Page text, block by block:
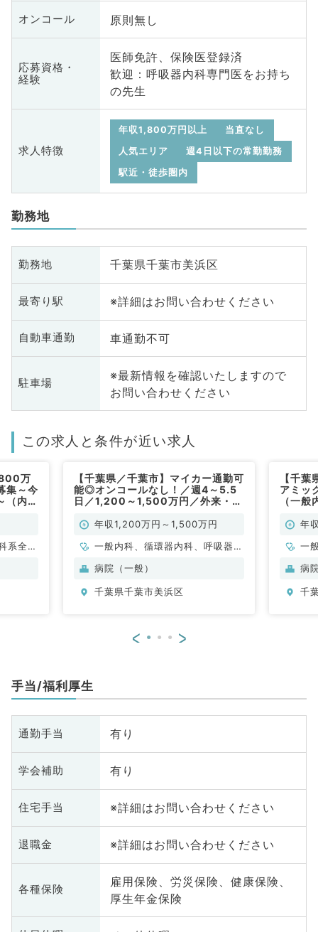
オンコール 原則無し
応募資格・
経験
医師免許、保険医登録済
歓迎：呼吸器内科専門医をお持ち
の先生
求人特徴
年収1,800万円以上
当直なし
人気エリア
週4日以下の常勤勤務
駅近・徒歩圏内
勤務地
勤務地 千葉県千葉市美浜区
最寄り駅 ※詳細はお問い合わせください
自動車通勤 車通勤不可
駐車場
※最新情報を確認いたしますので
お問い合わせください
この求人と条件が近い求人
万
集～今
（内
系全
【千葉県／千葉市】マイカー通勤可
能◎オンコールなし！／週4～5.5
日／1,200～1,500万円／外来・病
年収1,200万円～1,500万円
一般内科、循環器内科、呼吸器内
科、消化器内科
病院（一般）
千葉県千葉市美浜区
【千
アミッ
（一
年
一
病
千
< >
手当/福利厚生
通勤手当 有り
学会補助 有り
住宅手当 ※詳細はお問い合わせください
退職金 ※詳細はお問い合わせください
各種保険
雇用保険、労災保険、健康保険、
厚生年金保険